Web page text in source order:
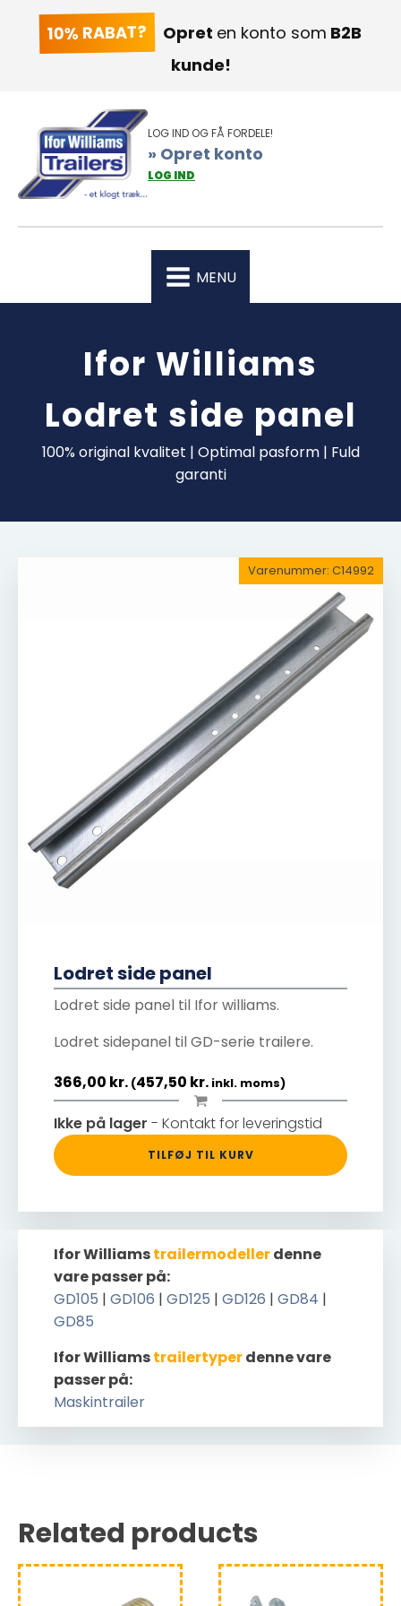
10% RABAT? Opret en konto som B2B
kunde!
LOG IND OG FÅ FORDELE!
» Opret konto
LOG IND
MENU
Ifor Williams
Lodret side panel
100% original kvalitet | Optimal pasform | Fuld
garanti
Lodret side panel
Lodret side panel til Ifor williams.
Lodret sidepanel til GD-serie trailere.
366,00 kr. (457,50 kr. inkl. moms)
Ikke på lager - Kontakt for leveringstid
TILFØJ TIL KURV
Varenummer: C14992
Ifor Williamstrailertyperdenne vare
passer på:
Maskintrailer
Ifor Williamstrailermodellerdenne
vare passer på:
GD105 | GD106 | GD125 | GD126 | GD84 |
GD85
Related products